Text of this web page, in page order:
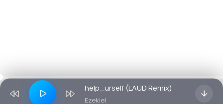
help_urself (LAUD Remix)
Ezekiel